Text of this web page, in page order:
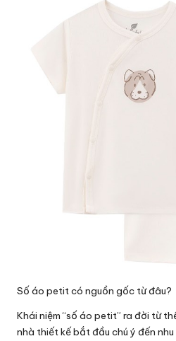
Số áo petit có nguồn gốc từ đâu?
Khái niệm “số áo petit” ra đời từ
nhà thiết kế bắt đầu chú ý đến